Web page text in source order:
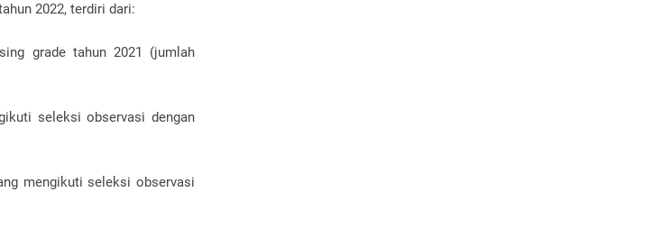
2022, terdiri dari:
grade tahun 2021 (jumlah
seleksi observasi dengan
mengikuti seleksi observasi